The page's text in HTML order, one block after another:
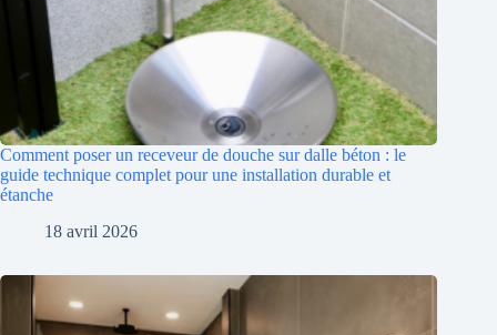
Comment poser un receveur de douche sur dalle béton : le
guide technique complet pour une installation durable et
étanche
18 avril 2026